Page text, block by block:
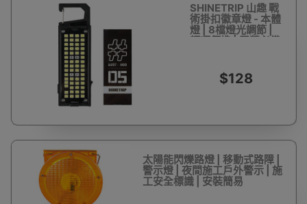
SHINETRIP 山趣 戰
術掛扣徽章燈 - 本體
燈 | 8檔燈光調節 |
輕巧便携 | 露營必備
$128
太陽能閃爍路燈 | 移動式路障 |
警示燈 | 夜間施工戶外警示 | 施
工安全標識 | 安裝簡易